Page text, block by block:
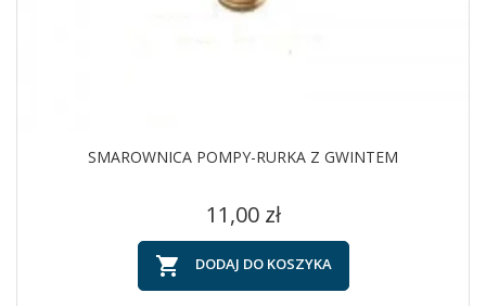
SMAROWNICA POMPY-RURKA Z GWINTEM
Cena
11,00 zł
 DODAJ DO KOSZYKA